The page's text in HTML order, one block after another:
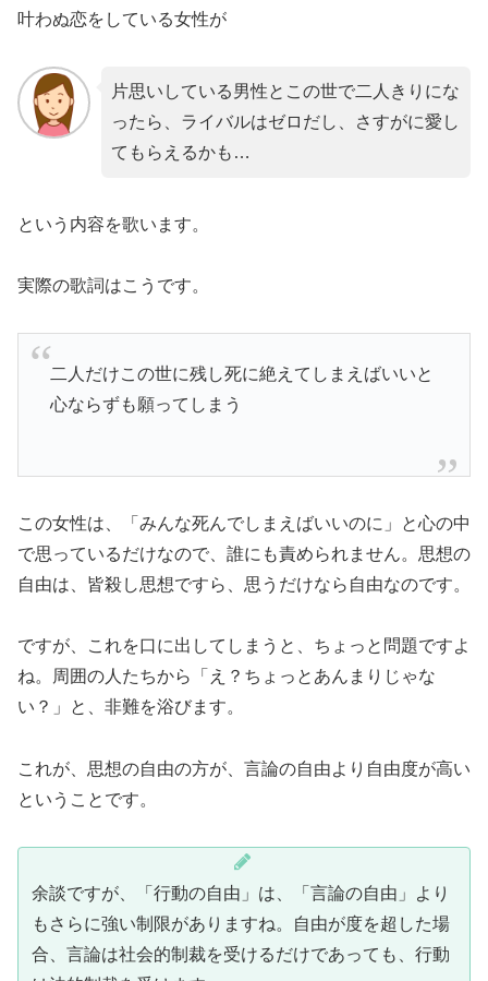
叶わぬ恋をしている女性が
片思いしている男性とこの世で二人きりにな
ったら、ライバルはゼロだし、さすがに愛し
てもらえるかも…
という内容を歌います。
実際の歌詞はこうです。
二人だけこの世に残し死に絶えてしまえばいいと
心ならずも願ってしまう
この女性は、「みんな死んでしまえばいいのに」と心の中
で思っているだけなので、誰にも責められません。思想の
自由は、皆殺し思想ですら、思うだけなら自由なのです。
ですが、これを口に出してしまうと、ちょっと問題ですよ
ね。周囲の人たちから「え？ちょっとあんまりじゃな
い？」と、非難を浴びます。
これが、思想の自由の方が、言論の自由より自由度が高い
ということです。
余談ですが、「行動の自由」は、「言論の自由」より
もさらに強い制限がありますね。自由が度を超した場
合、言論は社会的制裁を受けるだけであっても、行動